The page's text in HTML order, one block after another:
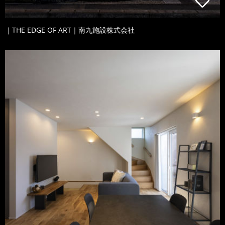
｜THE EDGE OF ART｜南九施設株式会社